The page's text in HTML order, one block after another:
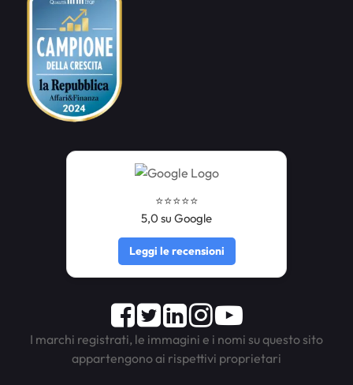
⭐️⭐️⭐️⭐️⭐️
5,0 su Google
Leggi le recensioni
Facebook
TwitterLinkedInInstagram
Youtube
I marchi registrati, le immagini e i nomi su questo sito
appartengono ai rispettivi proprietari